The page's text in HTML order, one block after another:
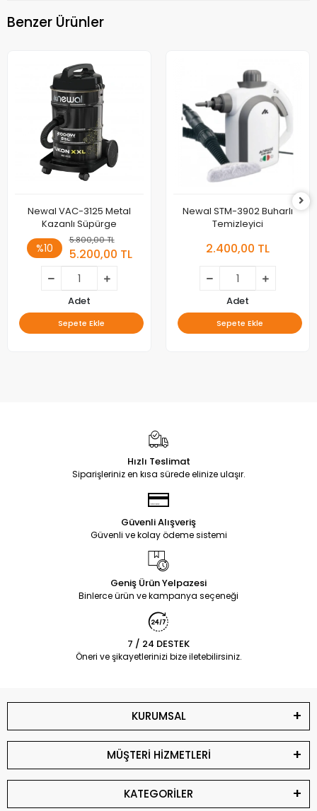
Benzer Ürünler
Newal VAC-3125 Metal
Kazanlı Süpürge
%10
5.800,00 TL
5.200,00 TL
Adet
Sepete Ekle
Newal STM-3902 Buharlı
Temizleyici
2.400,00 TL
Adet
Sepete Ekle
Hızlı Teslimat
Siparişleriniz en kısa sürede elinize ulaşır.
Güvenli Alışveriş
Güvenli ve kolay ödeme sistemi
Geniş Ürün Yelpazesi
Binlerce ürün ve kampanya seçeneği
7 / 24 DESTEK
Öneri ve şikayetlerinizi bize iletebilirsiniz.
KURUMSAL
MÜŞTERİ HİZMETLERİ
KATEGORİLER